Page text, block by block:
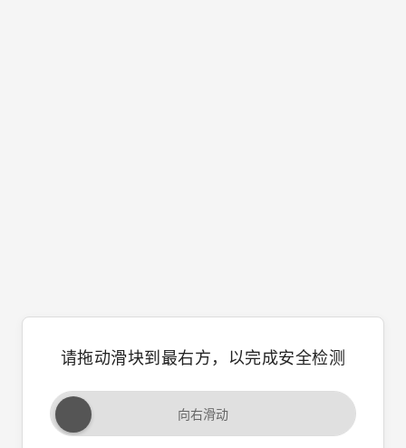
请拖动滑块到最右方，以完成安全检测
向右滑动